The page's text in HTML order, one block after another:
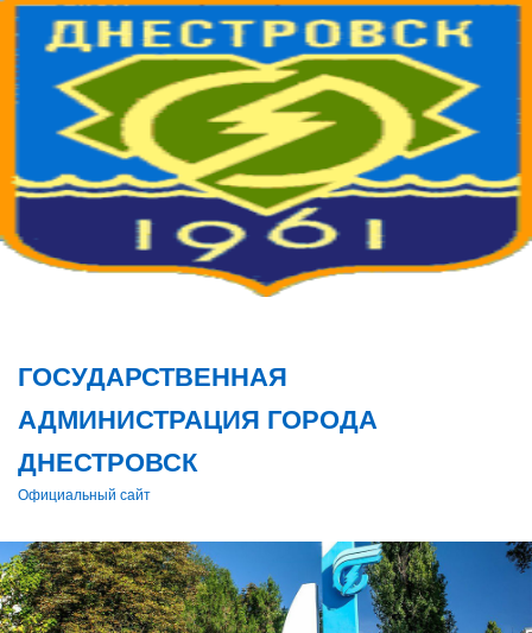
ГОСУДАРСТВЕННАЯ
АДМИНИСТРАЦИЯ ГОРОДА
ДНЕСТРОВСК
Официальный сайт